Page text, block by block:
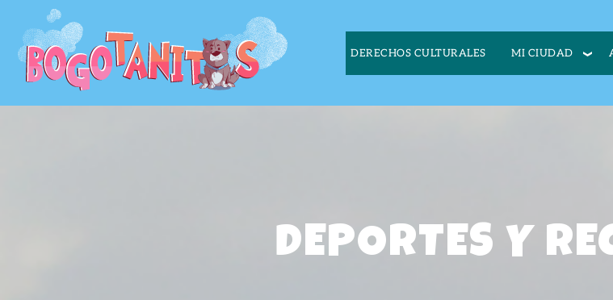
Pasar al contenido principal
DERECHOS CULTURALES MI CIUDAD
DEPORTES Y